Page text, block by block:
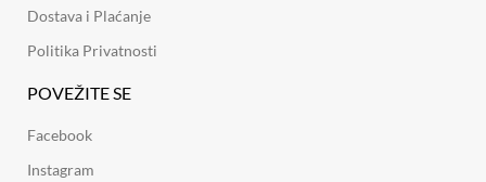
Dostava i Plaćanje
Politika Privatnosti
POVEŽITE SE
Facebook
Instagram